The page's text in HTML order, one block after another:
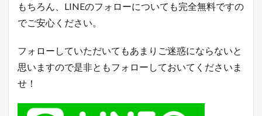
もちろん、LINEのフォローについても完全無料ですの
でご安心ください。
フォローしていただいてもあまりご迷惑にならないと
思いますので是非ともフォローしておいてくださいま
せ！